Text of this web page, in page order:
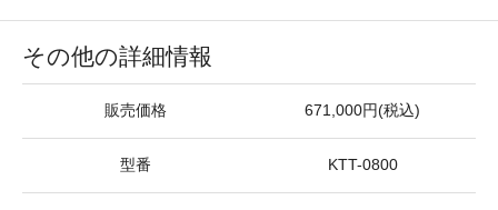
その他の詳細情報
販売価格 671,000円(税込)
型番 KTT-0800